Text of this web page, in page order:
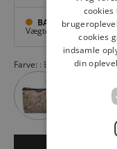
BAGGI Nyborg
Vægtergade 1,Nyborg
Farve: BLACK
cookies
indsamle
din